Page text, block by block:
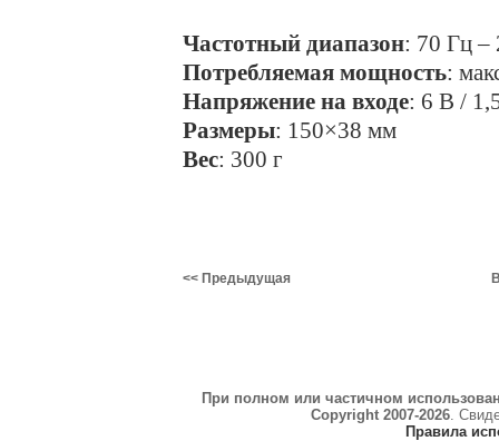
Частотный диапазон: 70 Гц –
Потребляемая мощность:
Напряжение на входе: 6 B /
Размеры: 150×38 мм
Вес: 300 г
<< Предыдущая
При полном или частичном
Copyright 2007-2026.
Правила